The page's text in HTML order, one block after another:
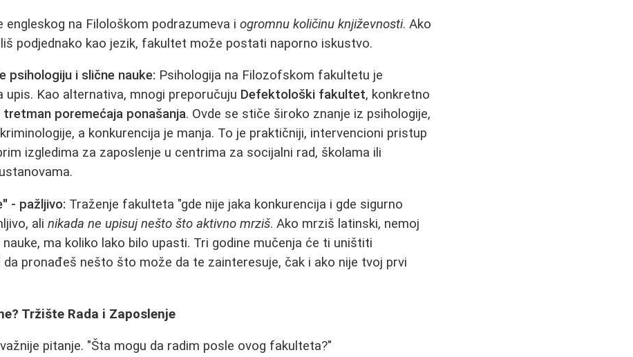
engleskog na Filološkom podrazumeva iogromnu količinu književnosti. Ako
podjednako kao jezik, fakultet može postati naporno iskustvo.
psihologiju i slične nauke: Psihologija na Filozofskom fakultetu je
upis. Kao alternativa, mnogi preporučuju Defektološki fakultet, konkretno
tretman poremećaja ponašanja. Ovde se stiče široko znanje iz psihologije,
a konkurencija je manja. To je praktičniji, intervencioni pristup
izgledima za zaposlenje u centrima za socijalni rad, školama ili
- pažljivo: Traženje fakulteta "gde nije jaka konkurencija i gde sigurno
alinikada ne upisuj nešto što aktivno mrziš. Ako mrziš latinski, nemoj
ma koliko lako bilo upasti. Tri godine mučenja će ti uništiti
da pronađeš nešto što može da te zainteresuje, čak i ako nije tvoj prvi
Tržište Rada i Zaposlenje
pitanje. "Šta mogu da radim posle ovog fakulteta?"